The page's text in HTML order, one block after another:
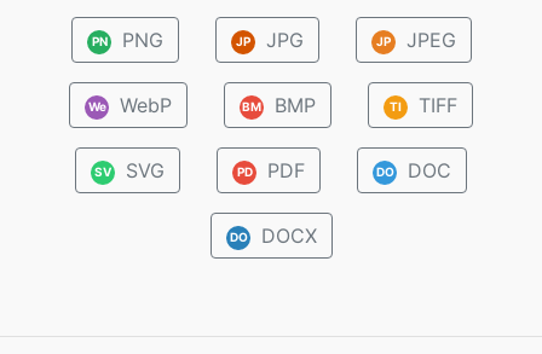
PN PNG JP JPG JP JPEG
We WebP BM BMP TI TIFF
SV SVG PD PDF DO DOC
DO DOCX